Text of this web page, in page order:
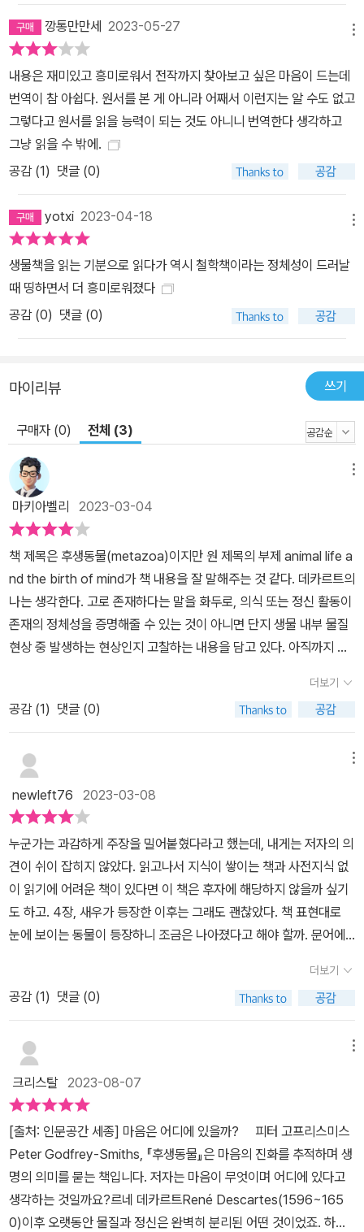
그들도 우리와 함께 진화의 시간을 겪어온 존재라는 것이다. 말하자
면 그들은 우리의 조상이 아닌 사촌들이다. 여기서 출발할 때 우리와
함께 살아가는 모든 동물들, 그리고 우리에게 도움을 주는 실험동물
들과 가축들, 나아가 앞으로 우리가 마주칠 수 있는 인공지능 주체의
안녕을 이야기할 수 있다. 동물은 “열등함lower”과 “우월함highe
r”의 척도로 나눌 수 없지만 그렇게 생각하는 선입관을 깨뜨리기는 쉽
지 않다. 계통수에서, 어떤 동물들이 더 일찍 등장했다는 의미에서
“아래low에 있다”고 말할 수는 있다. 하지만 지금을 살고 있는 곤충
끄트머리에 있다. 따라서 진화학적 “척도” 혹은 “사다리”를 이야기하
는 것은 의미 없는 짓이다. (책 속에서) <후생동물>은 과학적이고 철
학적인 깊이가 있으면서도, 독자들을 사로잡을 아름다운 글과 철저한
연구를 거친 책이기도 하다. 자연을 사랑하는 사람이든, 단순히 주변
생이든, 지구상 생명체의 다양성에 대한 독특하고 혁신적인 시각을
깡통만만세 2023-05-27
내용은 재미있고 흥미로워서 전작까지 찾아보고 싶은 마음이 드는데
번역이 참 아쉽다. 원서를 본 게 아니라 어째서 이런지는 알 수도 없고
그렇다고 원서를 읽을 능력이 되는 것도 아니니 번역한다 생각하고
그냥 읽을 수 밖에.
공감 (1) 댓글 (0)
yotxi 2023-04-18
생물책을 읽는 기분으로 읽다가 역시 철학책이라는 정체성이 드러날
때 띵하면서 더 흥미로워졌다
공감 (0) 댓글 (0)
마이리뷰 쓰기
구매자 (0) 전체 (3)
마키아벨리 2023-03-04
책 제목은 후생동물(metazoa)이지만 원 제목의 부제 animal life a
nd the birth of mind가 책 내용을 잘 말해주는 것 같다. 데카르트의
나는 생각한다. 고로 존재하다는 말을 화두로, 의식 또는 정신 활동이
존재의 정체성을 증명해줄 수 있는 것이 아니면 단지 생물 내부 물질
현상 중 발생하는 현상인지 고찰하는 내용을 담고 있다. 아직까지 생
부신 발전으로 지능 또는 의식이란 것이 물질 활동의 일환으로 보는
견해가 점차 강해지고 있는 것 같다. 이 책은 비교적 간단한 형태의 생
물부터 군집 생활을 통해 지능적인 활동을 하는 생물 등을 고찰하면
서 생명 활동을 위한 비교적 단순한 화학반응 등의 일환으로 우리가
의식이라고 생각하는 것이 발생한 것으로 생각하고 다양한 생명 활동
을 고찰한다.생각보다 책이 어려워서 제대로 따라가고 있는 지 의심
스러울 때가 여러 번 있었는데, 마음의 발생이라는 최종 목적지와 각
각의 장에서 고찰하는 생명 현상과의 연결 고리에 대해 많은 이야기
가 있었다면 존 더 이해하기 쉬웠을 것 같다는 아쉬움이 있다. 내가 느
낀 바로는, 우리가 볼 때 비교적 단순한 화학반응이나 전기 또는 물질
전달 현상일지라도 상당한 지능의 역할이 느껴질 정도의 결과물을 보
여주는데, 각각의 세포의 기능을 연결하거나 동물들의 군집 생활 등
을 통하는 방법이 있다. (우리 인체도 우리 의식이 지배하지 못하는
부분에서 다양한 미생물들의 역할로 소화 활동이 이루어지거나, 세포
식은 이 기능들을 다 통제하기보다는 그 활동의 부산물일 뿐인 것처
럼 느껴진다.의식 또는 자신에 대한 존재감의 근본은 기억이라고 생
각되며, 이러한 기억은 생존을 위해 자신의 경험을 저장하는 것이라
생각되는데, 이 책의 마지막에 이와 관련하여 꿈의 기능에 대하여 흥
미로운 이야기가 담겨있다. 꿈의 자신이 가진 기억 중 쓸모없는 것을
버리는 역할을 한다는 견해도 있고, 통합하고 정리하는 기능을 한다
고 보기도 하는 듯하다. 이러한 통합하는 과정 속에서 자신의 존재에
한 의식이 발생하는 것이 아닌가 하는 생각도 든다. 무척 흥미로운 주
더보기
공감 (1) 댓글 (0)
newleft76 2023-03-08
누군가는 과감하게 주장을 밀어붙혔다라고 했는데, 내게는 저자의 의
견이 쉬이 잡히지 않았다. 읽고나서 지식이 쌓이는 책과 사전지식 없
이 읽기에 어려운 책이 있다면 이 책은 후자에 해당하지 않을까 싶기
도 하고. 4장, 새우가 등장한 이후는 그래도 괜찮았다. 책 표현대로
눈에 보이는 동물이 등장하니 조금은 나아졌다고 해야 할까. 문어에
껴졌다. 문어의 수컷과 암컷을 구분하는 방법에 대해서도 배웠다!!! 물
론 내가 보는 문어는 어시장 고무다라이에 있는 녀석들이어서 그 방
법을 실제 사용할 수 있을지는 모르겠다. 턱이 생긴 것이 얼마나 놀라
운 일이었는지, 물속에서 뭍으로 나온다는 것이 인류에게(아니, 파충
류와 영장류 전체에게) 얼마나 위대한 한 걸음(?)이었는지 다시 확인
하게 된다. 평판관리, 레퍼런스 체크일이 힘든게 아니라 사람이 힘든
거라는 얘기는 집단생활을 하는 닝겐들에게나 해당하는 얘기인줄 알
았는데 그게 아닌 모양이다. 위안이라 해야할지 벗어날 수 없는 형벌
이라 해야 할지 허허허.
더보기
공감 (1) 댓글 (0)
크리스탈2023-08-07
[출처: 인문공간 세종] 마음은 어디에 있을까? 피터 고프리스미스
Peter Godfrey-Smiths, 『후생동물』은 마음의 진화를 추적하며 생
명의 의미를 묻는 책입니다. 저자는 마음이 무엇이며 어디에 있다고
생각하는 것일까요?르네 데카르트René Descartes(1596~165
0)이후 오랫동안 물질과 정신은 완벽히 분리된 어떤 것이었죠. 하지